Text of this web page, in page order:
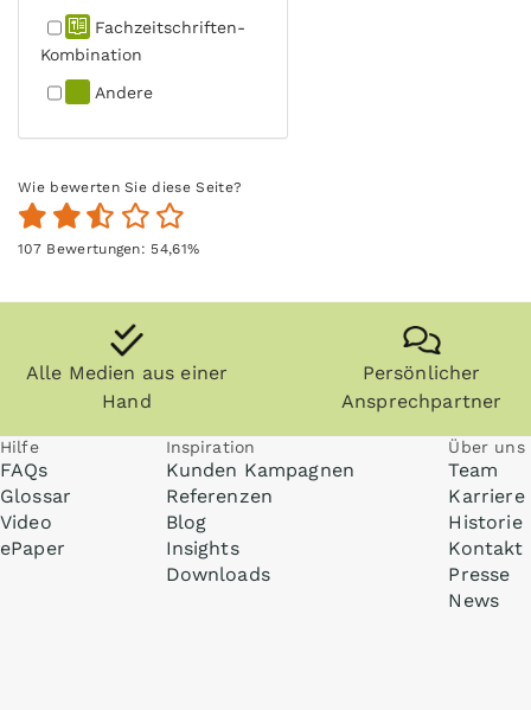
Fachzeit­schriften-
Kombination
Andere
Wie bewerten Sie diese Seite?
107Bewertungen: 54,61%
Alle Medien aus einer
Hand
Persönlicher
Ansprechpartner
Hilfe
FAQs
Glossar
Video
ePaper
Inspiration
Kunden Kampagnen
Referenzen
Blog
Insights
Downloads
Über uns
Team
Karriere
Historie
Kontakt
Presse
News